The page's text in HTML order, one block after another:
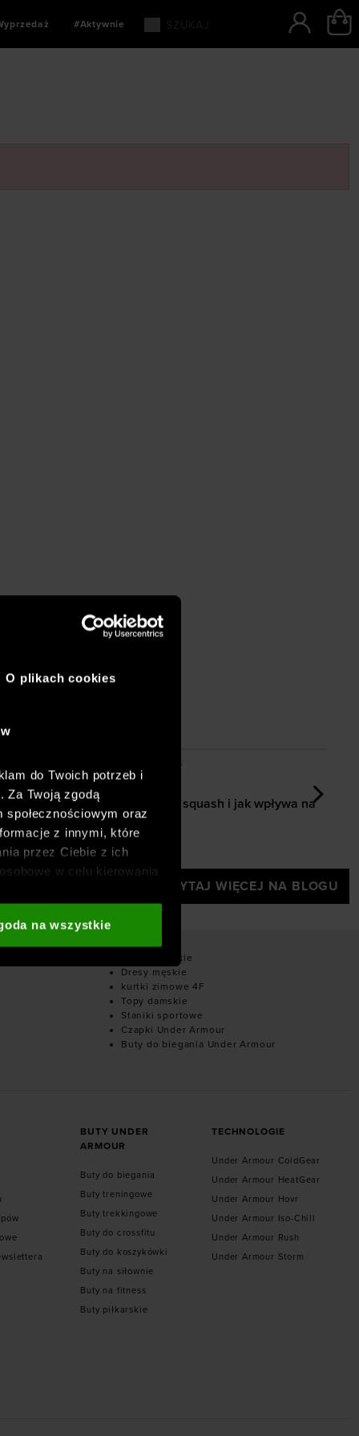
O plikach cookies
do Twoich potrzeb i
Za Twoją zgodą
oraz
z innymi, które
przez Ciebie z ich
w celu kierowania
oraz sekcji „Szczegóły”
na wszystkie
#Aktywnie
nogi?
w
02-07-2026
Ile kalorii spala squash i jak wpływa na
odchudzanie?
CZYTAJ WIĘCEJ NA BLOGU
Dresy damskie
Dresy męskie
kurtki zimowe 4F
Topy damskie
Staniki sportowe
Czapki Under Armour
Buty do biegania Under Armour
BUTY UNDER
ARMOUR
Buty do biegania
Buty treningowe
Buty trekkingowe
Buty do crossfitu
Buty do koszykówki
Buty na siłownie
Buty na fitness
Buty piłkarskie
TECHNOLOGIE
Under Armour ColdGear
Under Armour HeatGear
Under Armour Hovr
Under Armour Iso-Chill
Under Armour Rush
Under Armour Storm